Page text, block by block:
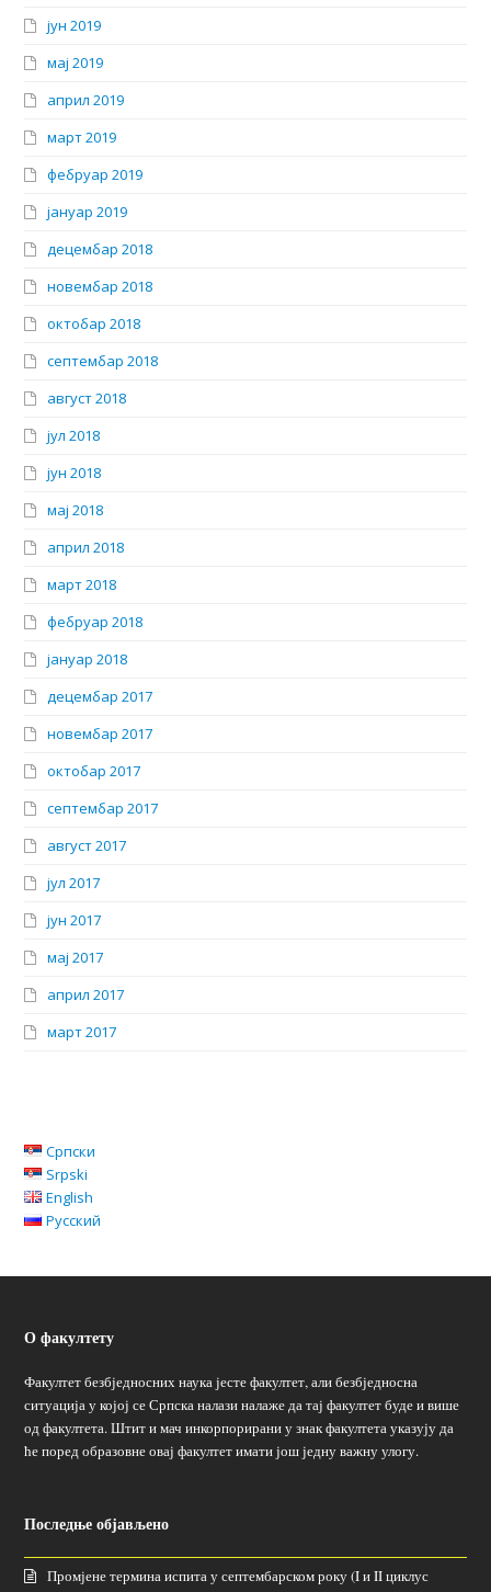
јун 2019
мај 2019
април 2019
март 2019
фебруар 2019
јануар 2019
децембар 2018
новембар 2018
октобар 2018
септембар 2018
август 2018
јул 2018
јун 2018
мај 2018
април 2018
март 2018
фебруар 2018
јануар 2018
децембар 2017
новембар 2017
октобар 2017
септембар 2017
август 2017
јул 2017
јун 2017
мај 2017
април 2017
март 2017
Српски
Srpski
English
Русский
О факултету
Факултет безбједносних наука јесте факултет, али безбједносна
ситуација у којој се Српска налази налаже да тај факултет буде и више
од факултета. Штит и мач инкорпорирани у знак факултета указују да
ће поред образовне овај факултет имати још једну важну улогу.
Последње објављено
Промјене термина испита у септембарском року (I и II циклус